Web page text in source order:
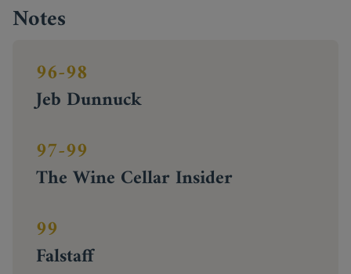
Notes
96-98
Jeb Dunnuck
97-99
The Wine Cellar Insider
99
Falstaff